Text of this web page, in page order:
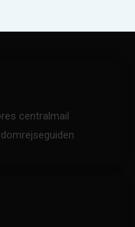
centralmail